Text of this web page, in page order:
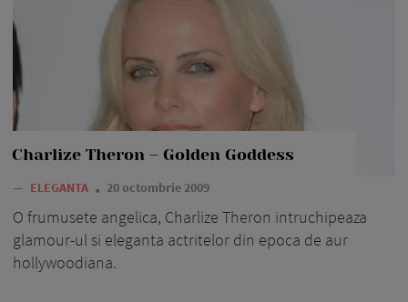
Charlize Theron – Golden Goddess
— ELEGANTA 20 octombrie 2009
O frumusete angelica, Charlize Theron intruchipeaza
glamour-ul si eleganta actritelor din epoca de aur
hollywoodiana.